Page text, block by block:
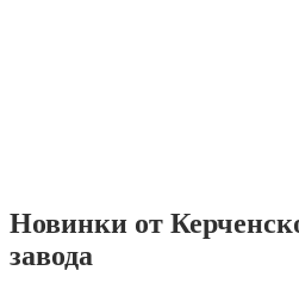
Новинки от
завода